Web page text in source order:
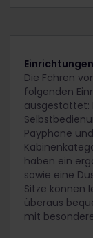
Die Fähren
folgenden
ausgestattet:
Payphone
haben ein
sowie eine
Sitze können
überaus
mit